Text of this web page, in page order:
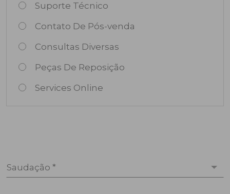
Suporte Técnico
Contato De Pós-venda
Consultas Diversas
Peças De Reposição
Services Online
Saudação *